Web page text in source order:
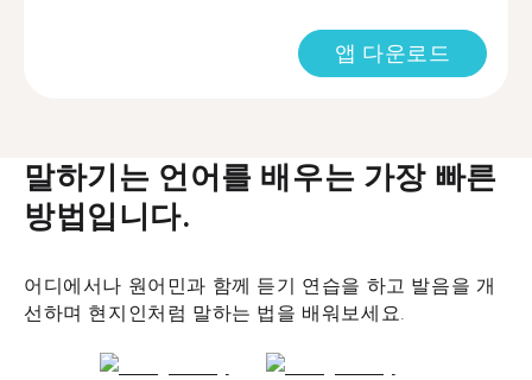
앱 다운로드
말하기는 언어를 배우는 가장 빠른
방법입니다.
어디에서나 원어민과 함께 듣기 연습을 하고 발음을 개
선하며 현지인처럼 말하는 법을 배워보세요.